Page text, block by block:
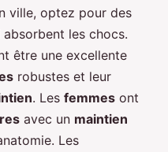
ville, optez pour des
les chocs.
être une excellente
robustes et leur
. Les femmes ont
avec un maintien
Les